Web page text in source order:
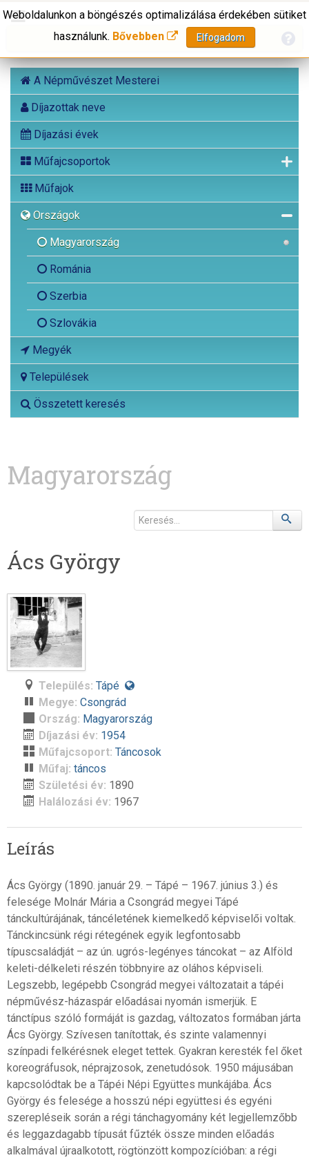
A Népművészet Mesterei
Díjazottak neve
Díjazási évek
Műfajcsoportok
Műfajok
Országok
Magyarország
Románia
Szerbia
Szlovákia
Megyék
Települések
Összetett keresés
Weboldalunkon a böngészés optimalizálása érdekében sütiket
használunk. Bővebben Elfogadom
Magyarország
Ács György
Település: Tápé
Megye: Csongrád
Ország: Magyarország
Díjazási év: 1954
Műfajcsoport: Táncosok
Műfaj: táncos
Születési év: 1890
Halálozási év: 1967
Leírás
Ács György (1890. január 29. – Tápé – 1967. június 3.) és
felesége Molnár Mária a Csongrád megyei Tápé
tánckultúrájának, táncéletének kiemelkedő képviselői voltak.
Tánckincsünk régi rétegének egyik legfontosabb
típuscsaládját – az ún. ugrós-legényes táncokat – az Alföld
keleti-délkeleti részén többnyire az oláhos képviseli.
Legszebb, legépebb Csongrád megyei változatait a tápéi
népművész-házaspár előadásai nyomán ismerjük. E
tánctípus szóló formáját is gazdag, változatos formában járta
Ács György. Szívesen tanítottak, és szinte valamennyi
színpadi felkérésnek eleget tettek. Gyakran keresték fel őket
koreográfusok, néprajzosok, zenetudósok. 1950 májusában
kapcsolódtak be a Tápéi Népi Együttes munkájába. Ács
György és felesége a hosszú népi együttesi és egyéni
szerepléseik során a régi tánchagyomány két legjellemzőbb
és leggazdagabb típusát fűzték össze minden előadás
alkalmával újraalkotott, rögtönzött kompozícióban: a régi